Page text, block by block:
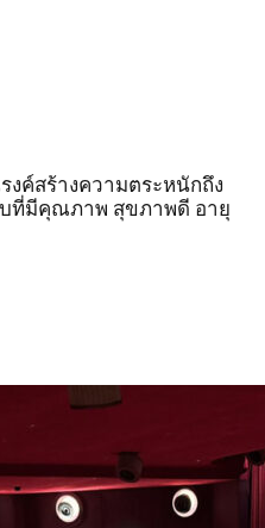
ค์สร้างความตระหนักถึง
ที่มีคุณภาพ สุขภาพดี อายุ